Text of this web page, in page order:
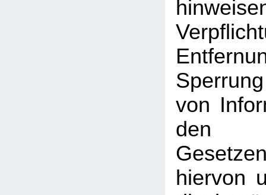
von
den
hiervon